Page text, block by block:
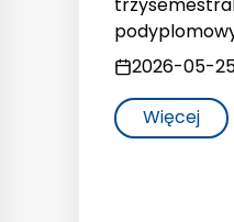
2026-05-
Więcej